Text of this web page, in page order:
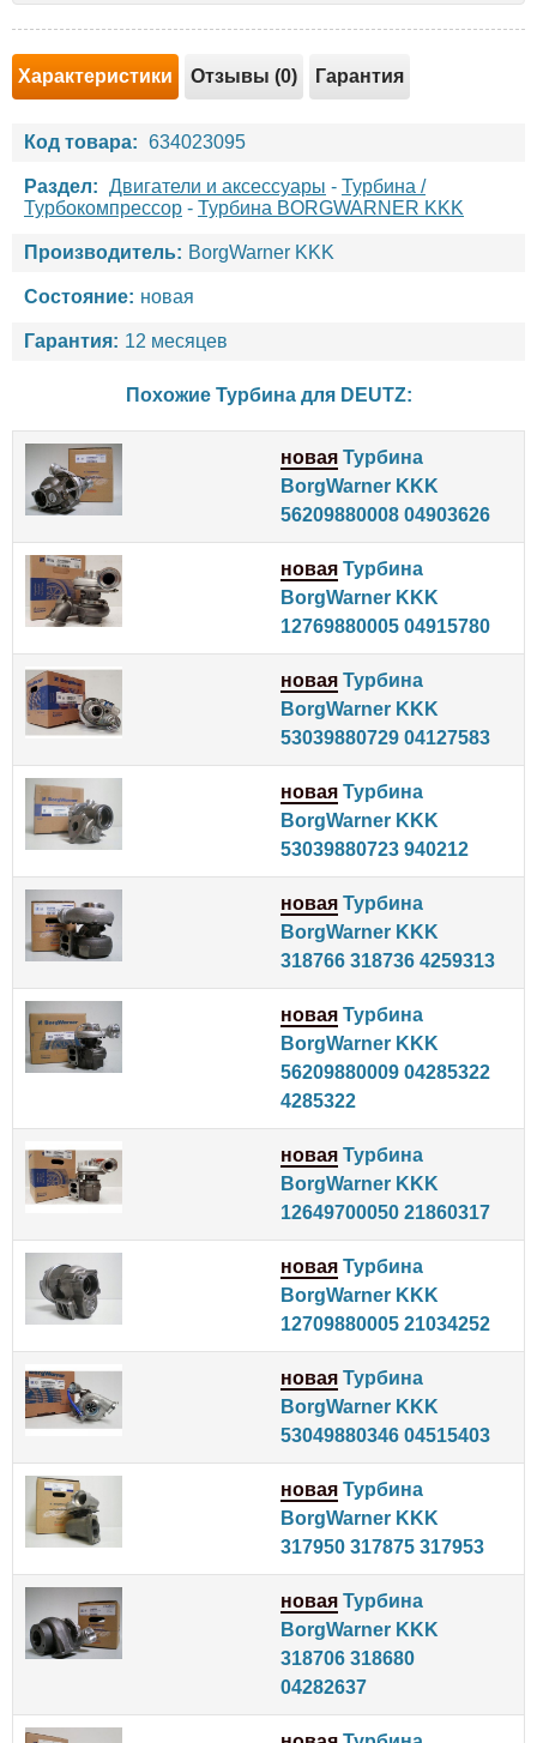
Характеристики Отзывы (0) Гарантия
Код товара: 634023095
Раздел: Двигатели и аксессуары - Турбина /
Турбокомпрессор - Турбина BORGWARNER KKK
Производитель: BorgWarner KKK
Состояние: новая
Гарантия: 12 месяцев
Похожие Турбина для DEUTZ:
новая Турбина
BorgWarner KKK
56209880008 04903626
новая Турбина
BorgWarner KKK
12769880005 04915780
новая Турбина
BorgWarner KKK
53039880729 04127583
новая Турбина
BorgWarner KKK
53039880723 940212
новая Турбина
BorgWarner KKK
318766 318736 4259313
новая Турбина
BorgWarner KKK
56209880009 04285322
4285322
новая Турбина
BorgWarner KKK
12649700050 21860317
новая Турбина
BorgWarner KKK
12709880005 21034252
новая Турбина
BorgWarner KKK
53049880346 04515403
новая Турбина
BorgWarner KKK
317950 317875 317953
новая Турбина
BorgWarner KKK
318706 318680
04282637